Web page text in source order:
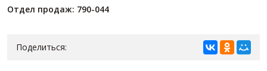
Отдел продаж: 790-044
Поделиться: